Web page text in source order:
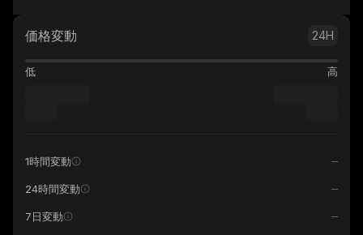
価格変動 24H
低 高
1時間変動
24時間変動
7日変動